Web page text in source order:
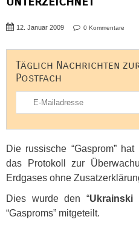
12. Januar 2009 0 Kommentare
Täglich Nachrichten
Postfach
Die russische “Gasprom”
das Protokoll zur
Erdgases ohne
Dies wurde den “Ukrainski
“Gasproms” mitgeteilt.